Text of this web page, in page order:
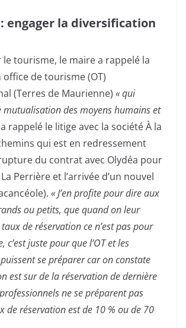
engager la diversification
le tourisme, le maire a rappelé la
office de tourisme (OT)
(Terres de Maurienne) « qui
des moyens humains et
rappelé le litige avec la société À la
qui est en redressement
du contrat avec Olydéa pour
Perrière et l’arrivée d’un nouvel
« J’en profite pour dire aux
ou petits, que quand on leur
de réservation ce n’est pas pour
c’est juste pour que l’OT et les
se préparer car on constate
est sur de la réservation de dernière
ne se préparent pas
de réservation est de 10 % ou de 70